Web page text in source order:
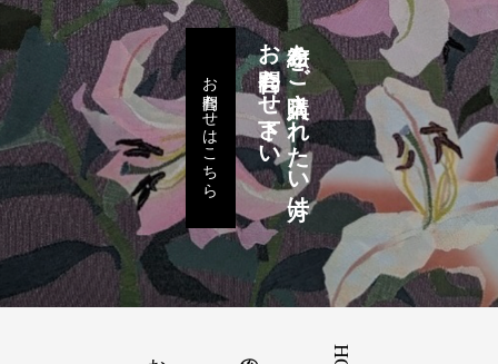
布絵をご購入されたい方は
お問合わせ下さい
お問合わせはこちら
布絵の魅力